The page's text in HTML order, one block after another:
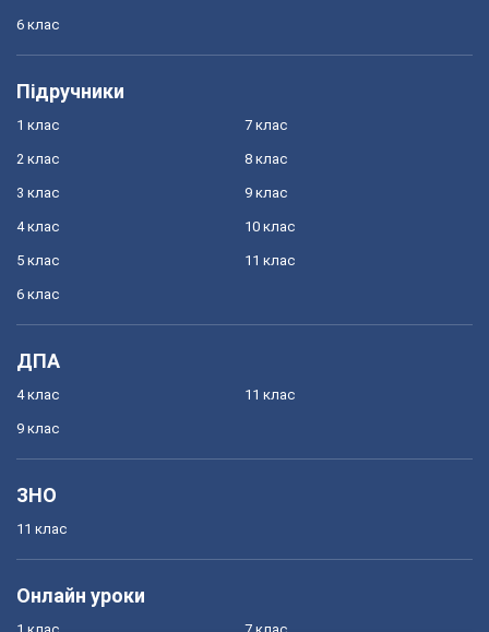
6 клас
Підручники
1 клас
2 клас
3 клас
4 клас
5 клас
6 клас
7 клас
8 клас
9 клас
10 клас
11 клас
ДПА
4 клас
9 клас
11 клас
ЗНО
11 клас
Онлайн уроки